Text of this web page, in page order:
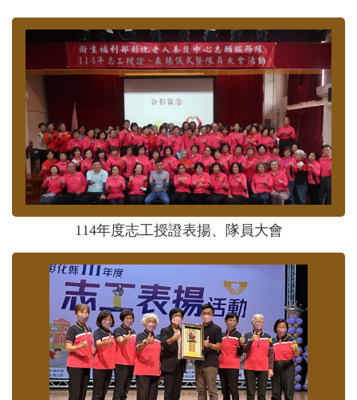
114年度志工授證表揚、隊員大會